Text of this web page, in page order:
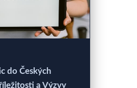
do Českých
a Výzvy